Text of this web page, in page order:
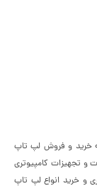
خود را در زمینه خرید و فروش لپ تاپ
و تجهیزات کامپیوتری
و خرید انواع لپ تاپ